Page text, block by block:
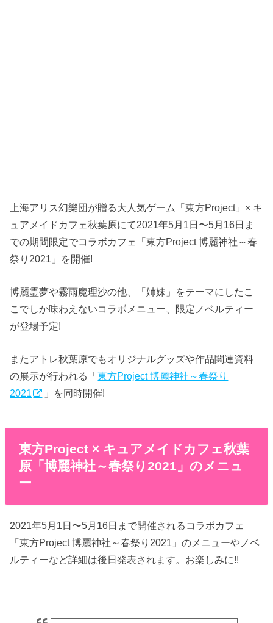
上海アリス幻樂団が贈る大人気ゲーム「東方Project」× キ
ュアメイドカフェ秋葉原にて2021年5月1日〜5月16日ま
での期間限定でコラボカフェ「東方Project 博麗神社～春
祭り2021」を開催!
博麗霊夢や霧雨魔理沙の他、「姉妹」をテーマにしたこ
こでしか味わえないコラボメニュー、限定ノベルティー
が登場予定!
またアトレ秋葉原でもオリジナルグッズや作品関連資料
の展示が行われる「東方Project 博麗神社～春祭り
2021
」を同時開催!
東方Project × キュアメイドカフェ秋葉
原「博麗神社～春祭り2021」のメニュ
ー
2021年5月1日〜5月16日まで開催されるコラボカフェ
「東方Project 博麗神社～春祭り2021」のメニューやノベ
ルティーなど詳細は後日発表されます。お楽しみに!!